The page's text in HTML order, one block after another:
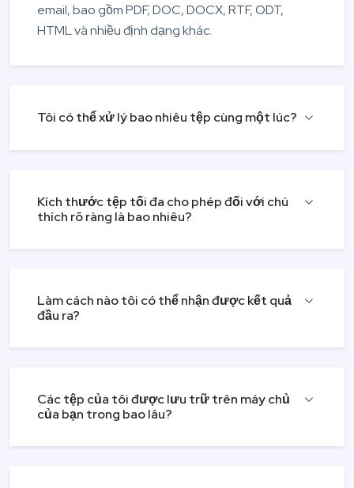
email, bao gồm PDF, DOC, DOCX, RTF, ODT,
HTML và nhiều định dạng khác.
Tôi có thể xử lý bao nhiêu tệp cùng một lúc?
Kích thước tệp tối đa cho phép đối với chú
thích rõ ràng là bao nhiêu?
Làm cách nào tôi có thể nhận được kết quả
đầu ra?
Các tệp của tôi được lưu trữ trên máy chủ
của bạn trong bao lâu?